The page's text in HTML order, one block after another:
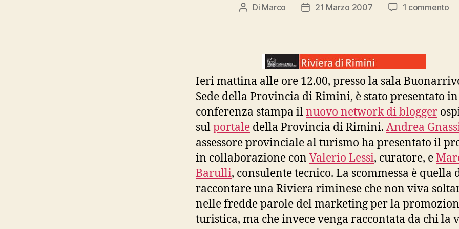
Autore
Di Marco
Data21 Marzo 2007 1 commentosu
e
Ieri mattina alle ore 12.00, presso la sala
Sede della Provincia di Rimini, è stato presentato
conferenza stampa ilnuovo network di blogger
sulportale della Provincia di Rimini. Andrea
assessore provinciale al turismo ha presentato il
in collaborazione con Valerio Lessi, curatore, e
Barulli, consulente tecnico. La scommessa è quella
raccontare una Riviera riminese che non viva
nelle fredde parole del marketing per la
turistica, ma che invece venga raccontata da chi la